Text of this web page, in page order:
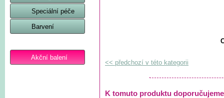
Speciální péče
Barvení
Akční balení
<< předchozí v této kategorii
K tomuto produktu